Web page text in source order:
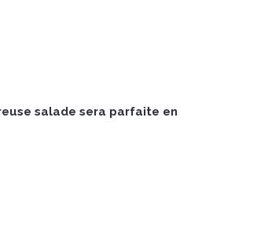
salade sera parfaite en